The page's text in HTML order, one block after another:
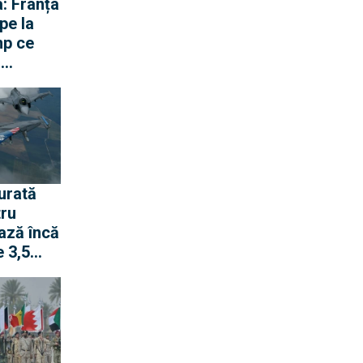
la
ce
încă
3,5